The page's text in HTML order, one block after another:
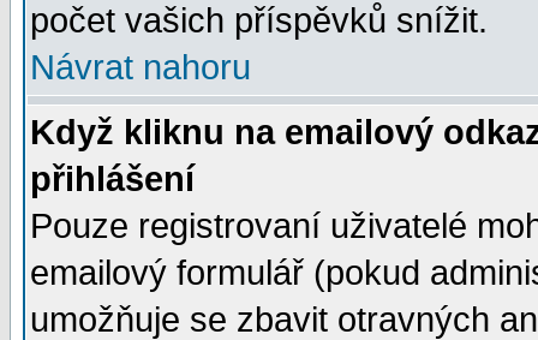
počet vašich příspěvků snížit.
Návrat nahoru
Když kliknu na emailový
přihlášení
Pouze registrovaní uživatelé
emailový formulář (pokud
umožňuje se zbavit otravných